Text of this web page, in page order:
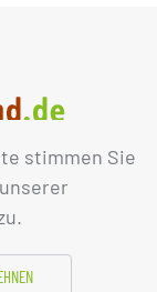
stimmen Sie
DATENSCHUTZ